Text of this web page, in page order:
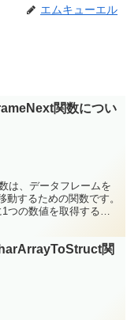
エムキューエル
関数につい
は、データフレームを
するための関数です。
つの数値を取得する場
関